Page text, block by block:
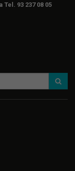
93 237 08 05